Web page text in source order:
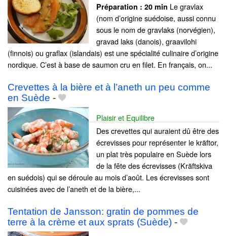
Préparation : 20 min Le gravlax
(nom d’origine suédoise, aussi connu
sous le nom de gravlaks (norvégien),
gravad laks (danois), graavilohi
(finnois) ou graflax (islandais) est une spécialité culinaire d’origine
nordique. C’est à base de saumon cru en filet. En français, on...
Crevettes à la bière et à l’aneth un peu comme
en Suède -
Plaisir et Equilibre
Des crevettes qui auraient dû être des
écrevisses pour représenter le kräftor,
un plat très populaire en Suède lors
de la fête des écrevisses (Kräftskiva
en suédois) qui se déroule au mois d’août. Les écrevisses sont
cuisinées avec de l’aneth et de la bière,...
Tentation de Jansson: gratin de pommes de
terre à la crème et aux sprats (Suède) -